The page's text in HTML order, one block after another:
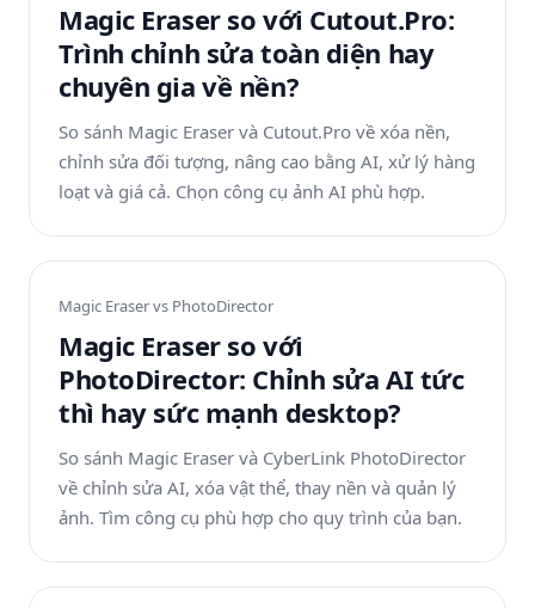
Magic Eraser so với Cutout.Pro:
Trình chỉnh sửa toàn diện hay
chuyên gia về nền?
So sánh Magic Eraser và Cutout.Pro về xóa nền,
chỉnh sửa đối tượng, nâng cao bằng AI, xử lý hàng
loạt và giá cả. Chọn công cụ ảnh AI phù hợp.
Magic Eraser vs PhotoDirector
Magic Eraser so với
PhotoDirector: Chỉnh sửa AI tức
thì hay sức mạnh desktop?
So sánh Magic Eraser và CyberLink PhotoDirector
về chỉnh sửa AI, xóa vật thể, thay nền và quản lý
ảnh. Tìm công cụ phù hợp cho quy trình của bạn.